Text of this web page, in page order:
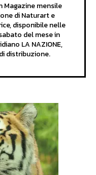
Magazine mensile
di Naturart e
disponibile nelle
del mese in
LA NAZIONE,
distribuzione.